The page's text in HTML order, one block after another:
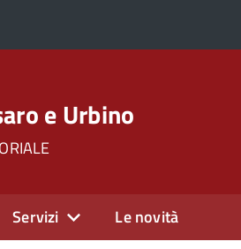
e Urbino
Servizi Le novità